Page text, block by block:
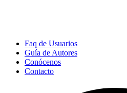
Faq de Usuarios
Guía de Autores
Conócenos
Contacto